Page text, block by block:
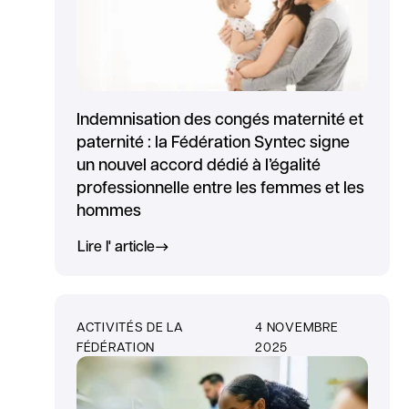
Indemnisation des congés maternité et
paternité : la Fédération Syntec signe
un nouvel accord dédié à l’égalité
professionnelle entre les femmes et les
hommes
Lire l' article
ACTIVITÉS DE LA
FÉDÉRATION
4 NOVEMBRE
2025